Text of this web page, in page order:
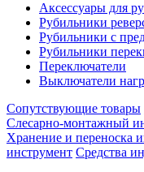
Аксессуары для
Рубильники
Рубильники с
Рубильники
Переключатели
Выключатели
Сопутствующие товары
Слесарно-монтажный
Хранение и переноска
инструмент Средства